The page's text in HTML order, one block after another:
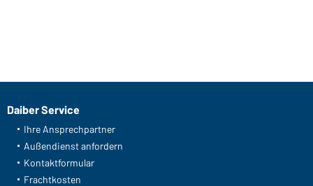
Daiber Service
Ihre Ansprechpartner
Außendienst anfordern
Kontaktformular
Frachtkosten